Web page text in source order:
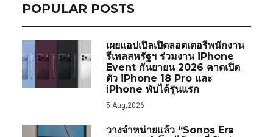
POPULAR POSTS
เผยแอปเปิลเปิดลอตเตอรีพนักงาน
รีเทลสหรัฐฯ ร่วมงาน iPhone
Event กันยายน 2026 คาดเปิด
ตัว iPhone 18 Pro และ
iPhone พับได้รุ่นแรก
5 Aug,2026
วางจำหน่ายแล้ว “Sonos Era